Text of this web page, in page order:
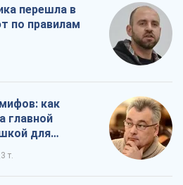
перешла в
по правилам
как
главной
для
т.